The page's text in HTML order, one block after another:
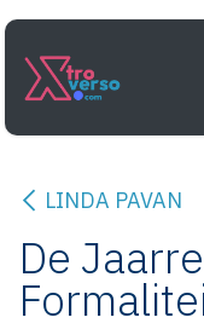
Overslaan naar
LINDA PAVAN
De